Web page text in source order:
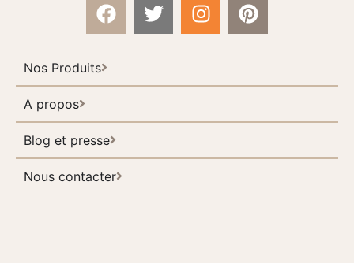
Nos Produits
A propos
Blog et presse
Nous contacter